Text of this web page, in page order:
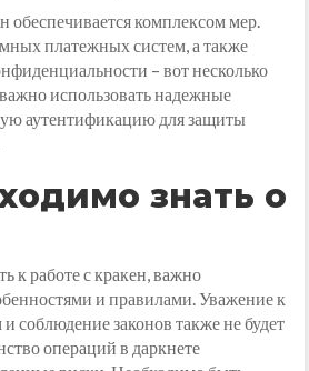
обеспечивается комплексом мер.
платежных систем, а также
– вот несколько
использовать надежные
аутентификацию для защиты
знать о
к работе с кракен, важно
и правилами. Уважение к
соблюдение законов также не будет
операций в даркнете